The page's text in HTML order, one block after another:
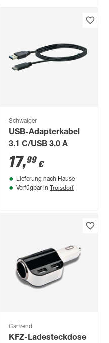
Schwaiger
USB-Adapterkabel
3.1 C/USB 3.0 A
17,99 €
Lieferung nach Hause
Verfügbar in Troisdorf
Cartrend
KFZ-Ladesteckdose